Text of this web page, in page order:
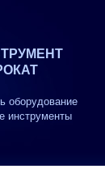
оборудование
инструменты